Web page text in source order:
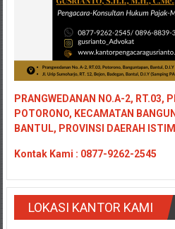
PRANGWEDANAN NO.A-2, RT.03,
POTORONO, KECAMATAN
BANTUL, PROVINSI DAERAH
Kontak Kami : 0877-9262-2545
LOKASI KANTOR KAMI